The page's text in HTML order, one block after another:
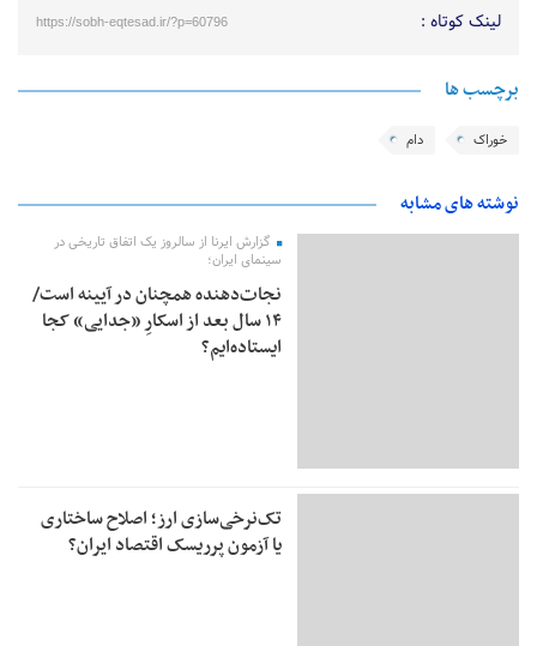
لینک کوتاه : https://sobh-eqtesad.ir/?p=60796
برچسب ها
خوراک دام
نوشته های مشابه
گزارش ایرنا از سالروز یک اتفاق تاریخی در
سینمای ایران؛
نجات‌دهنده‌ همچنان در آیینه است/
۱۴ سال بعد از اسکارِ «جدایی» کجا
ایستاده‌ایم؟
تک‌نرخی‌سازی ارز؛ اصلاح ساختاری
یا آزمون پرریسک اقتصاد ایران؟